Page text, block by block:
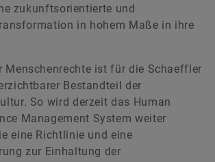
zukunftsorientierte und
in hohem Maße in ihre
Menschenrechte ist für die Schaeffler
Bestandteil der
So wird derzeit das Human
Management System weiter
eine Richtlinie und eine
zur Einhaltung der